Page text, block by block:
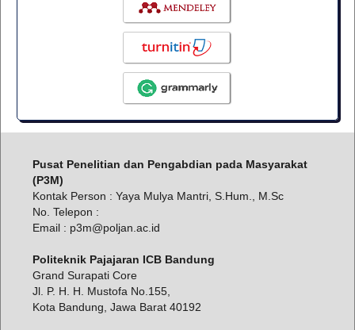
Pusat Penelitian dan Pengabdian pada Masyarakat
(P3M)
Kontak Person : Yaya Mulya Mantri, S.Hum., M.Sc
No. Telepon :
Email : p3m@poljan.ac.id
Politeknik Pajajaran ICB Bandung
Grand Surapati Core
Jl. P. H. H. Mustofa No.155,
Kota Bandung, Jawa Barat 40192